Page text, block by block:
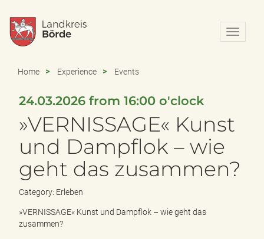
N
a
i
n
Home Experience Events
24.03.2026 from 16:00 o'clock
»VERNISSAGE« Kunst
und Dampflok – wie
geht das zusammen?
Category: Erleben
»VERNISSAGE« Kunst und Dampflok – wie geht das
zusammen?